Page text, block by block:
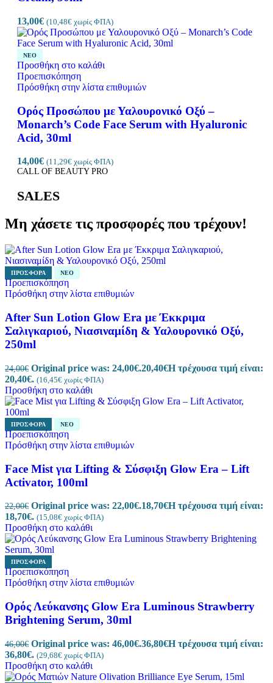
13,00€ (10,48€ χωρίς ΦΠΑ)
ΝΈΟ
Προσθήκη στο καλάθι
Προεπισκόπηση
Πρόσθήκη στην λίστα επιθυμιών
Ορός Προσώπου με Υαλουρονικό Οξύ –
Monarch’s Code Face Serum with Hyaluronic
Acid, 30ml
14,00€ (11,29€ χωρίς ΦΠΑ)
CALL OF BEAUTY PRO
SALES
Μη χάσετε τις προσφορές που τρέχουν!
ΠΡΟΣΦΟΡΆ ΝΈΟ
Προεπισκόπηση
Πρόσθήκη στην λίστα επιθυμιών
After Sun Lotion Glow Era με Έκκριμα
Σαλιγκαριού, Νιασιναμίδη & Υαλουρονικό Οξύ,
250ml
24,00€ Original price was: 24,00€.20,40€Η τρέχουσα τιμή είναι:
20,40€. (16,45€ χωρίς ΦΠΑ)
Προσθήκη στο καλάθι
ΠΡΟΣΦΟΡΆ ΝΈΟ
Προεπισκόπηση
Πρόσθήκη στην λίστα επιθυμιών
Face Mist για Lifting & Σύσφιξη Glow Era – Lift
Activator, 100ml
22,00€ Original price was: 22,00€.18,70€Η τρέχουσα τιμή είναι:
18,70€. (15,08€ χωρίς ΦΠΑ)
Προσθήκη στο καλάθι
ΠΡΟΣΦΟΡΆ
Προεπισκόπηση
Πρόσθήκη στην λίστα επιθυμιών
Ορός Λεύκανσης Glow Era Luminous Strawberry
Brightening Serum, 30ml
46,00€ Original price was: 46,00€.36,80€Η τρέχουσα τιμή είναι:
36,80€. (29,68€ χωρίς ΦΠΑ)
Προσθήκη στο καλάθι